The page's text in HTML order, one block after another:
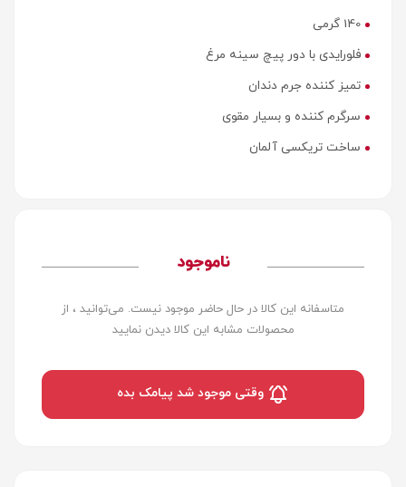
140 گرمی
فلورایدی با دور پیچ سینه مرغ
تمیز کننده جرم دندان
سرگرم کننده و بسیار مقوی
ساخت تریکسی آلمان
ناموجود
متاسفانه این کالا در حال حاضر موجود نیست. می‌توانید ، از
محصولات مشابه این کالا دیدن نمایید